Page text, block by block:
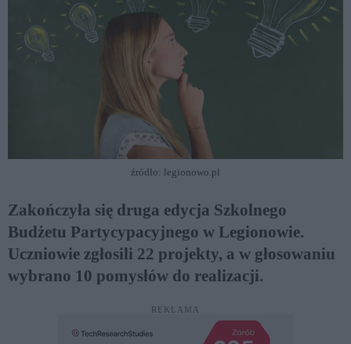
źródło: legionowo.pl
Zakończyła się druga edycja Szkolnego
Budżetu Partycypacyjnego w Legionowie.
Uczniowie zgłosili 22 projekty, a w głosowaniu
wybrano 10 pomysłów do realizacji.
REKLAMA